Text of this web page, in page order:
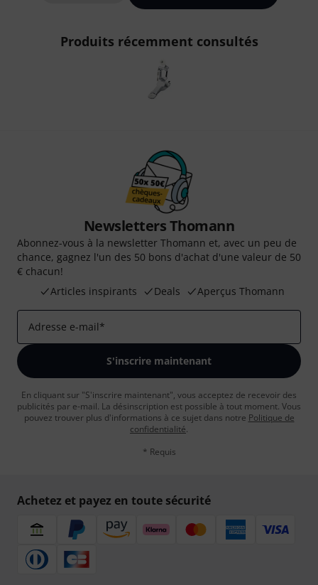
Produits récemment consultés
Newsletters Thomann
Abonnez-vous à la newsletter Thomann et, avec un peu de
chance, gagnez l'un des 50 bons d'achat d'une valeur de 50
€ chacun!
Articles inspirants
Deals Aperçus Thomann
Adresse e-mail*
S'inscrire maintenant
En cliquant sur "S'inscrire maintenant", vous acceptez de recevoir des
publicités par e-mail. La désinscription est possible à tout moment. Vous
pouvez trouver plus d'informations à ce sujet dans notre Politique de
confidentialité.
* Requis
Achetez et payez en toute sécurité